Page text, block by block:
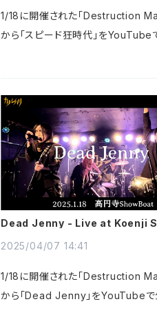
1/18に開催された「Destruction
から「スピード狂時代」をYouTube
struction Mafia act.3' on
Dead Jenny - Live at Koenji
2025/04/07 14:41
1/18に開催された「Destruction
から「Dead Jenny」をYouTubeで